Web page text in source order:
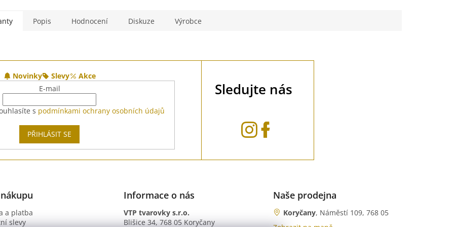
Popis Hodnocení Diskuze Výrobce
Novinky Slevy
Akce
E-mail
s podmínkami ochrany osobních údajů
PŘIHLÁSIT SE
Sledujte nás
a platba
slevy
Informace o nás
VTP tvarovky s.r.o.
Blišice 34, 768 05 Koryčany
Naše prodejna
Koryčany, Náměstí 109, 768 05